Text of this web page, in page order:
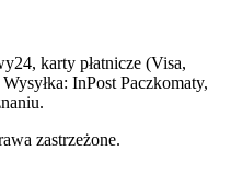
karty płatnicze (Visa,
InPost Paczkomaty,
zastrzeżone.